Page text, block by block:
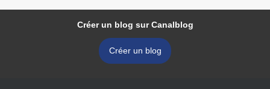
Créer un blog sur Canalblog
Créer un blog